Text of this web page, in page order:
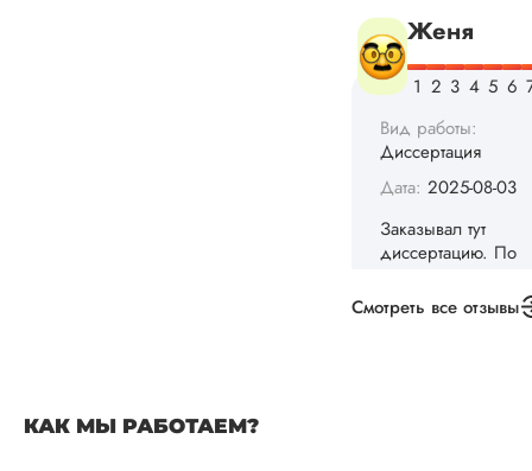
Заказывал тут
диссертацию. По
срокам и
внушительно, но
выхода не
не успел бы
самостоятельно.
Понравилось то,
менеджер
держал меня в
Структура
Смотреть все отзывы
КАК МЫ РАБОТАЕМ?